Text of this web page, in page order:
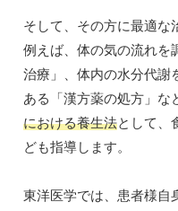
そして、その方に最適な
例えば、体の気の流れを
治療」、体内の水分代謝
ある「漢方薬の処方」な
における養生法として、
ども指導します。
東洋医学では、患者様自